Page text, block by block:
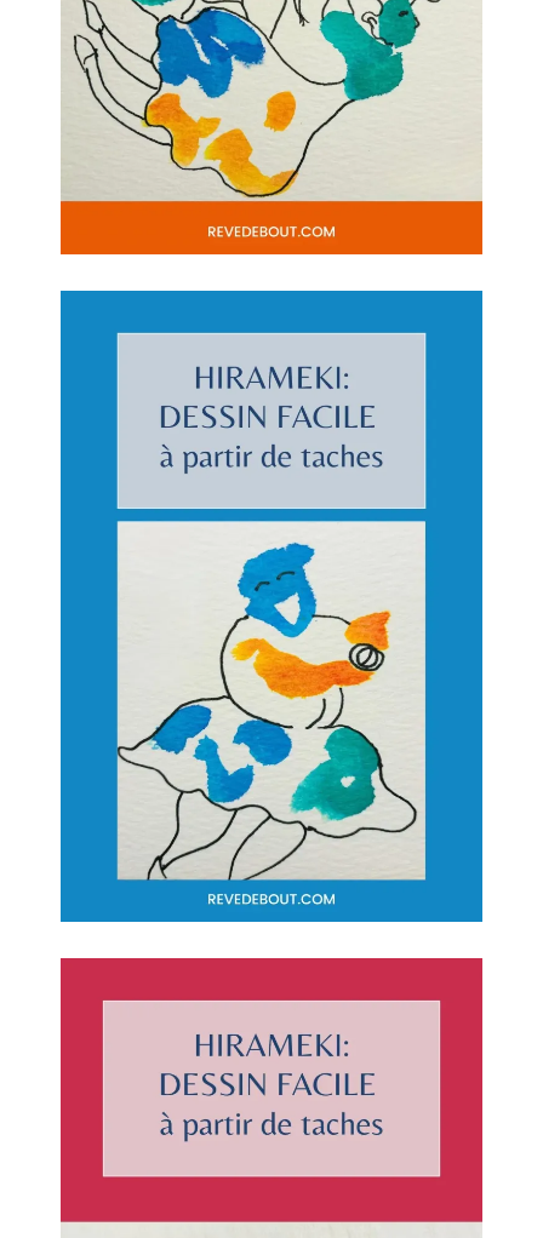
cette pratique en peinture. C’est vraiment
très intéressant, c’est une très bonne idée
de transformer de simples taches, en
dessins. Merci pour cette idée de peinture
à faire avec des enfants !
Répondre
28/04/2025 À 22H02
Merci beaucoup pour ton commentaire !
Je suis heureuse que cette découverte
t’inspire, d’autant que le hirameki est
parfait pour créer librement avec les
enfants.
NATHALIE
28/04/2025 À 14H41
Merci pour cette belle découverte ! Je
trouve que le Hirameki a quelque chose
de magique, et je vais tenter cette activité
avec ma fille de 5 ans, qui, je pense, va
beaucoup aimer se prêter au jeu 🎨✨ .
SYLVIE
28/04/2025 À 22H04
Le hirameki a en effet quelque chose de
explorer ces formes informes !